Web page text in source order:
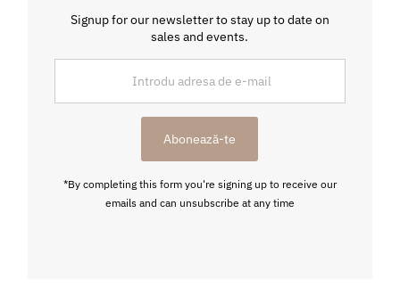
Signup for our newsletter to stay up to date on
sales and events.
de
Abonează-te
*By completing this form you're signing up to receive our
emails and can unsubscribe at any time